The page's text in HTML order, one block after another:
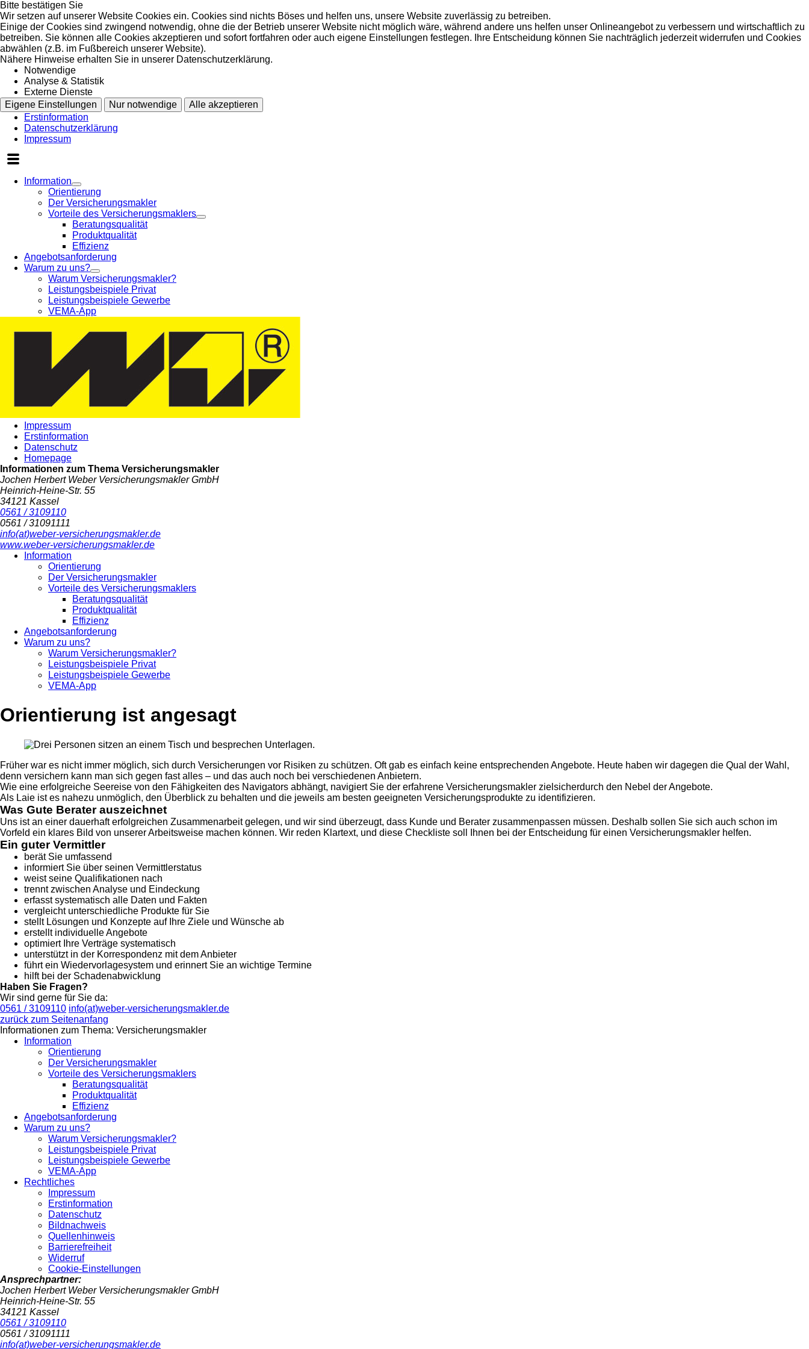
Bitte bestätigen Sie
Wir setzen auf unserer Website Cookies ein. Cookies sind nichts Böses und helfen uns, unsere Website zuverlässig zu betreiben.
Einige der Cookies sind zwingend notwendig, ohne die der Betrieb unserer Website nicht möglich wäre, während andere uns helfen unser Onlineangebot zu verbessern und wirtschaftlich zu
betreiben. Sie können alle Cookies akzeptieren und sofort fortfahren oder auch eigene Einstellungen festlegen. Ihre Entscheidung können Sie nachträglich jederzeit widerrufen und Cookies
abwählen (z.B. im Fußbereich unserer Website).
Nähere Hinweise erhalten Sie in unserer Datenschutzerklärung.
Notwendige
Analyse & Statistik
Externe Dienste
Eigene Einstellungen
Nur notwendige
Alle akzeptieren
Erstinformation
Datenschutzerklärung
Impressum
Information
Orientierung
Der Versicherungsmakler
Vorteile des Versicherungsmaklers
Beratungsqualität
Produktqualität
Effizienz
Angebotsanforderung
Warum zu uns?
Warum Versicherungsmakler?
Leistungsbeispiele Privat
Leistungsbeispiele Gewerbe
VEMA-App
Impressum
Erstinformation
Datenschutz
Homepage
Informationen zum Thema Versicherungsmakler
Jochen Herbert Weber Versicherungsmakler GmbH
Heinrich-Heine-Str. 55
34121 Kassel
0561 / 3109110
0561 / 31091111
info(at)weber-versicherungsmakler.de
www.weber-versicherungsmakler.de
Information
Orientierung
Der Versicherungsmakler
Vorteile des Versicherungsmaklers
Beratungsqualität
Produktqualität
Effizienz
Angebotsanforderung
Warum zu uns?
Warum Versicherungsmakler?
Leistungsbeispiele Privat
Leistungsbeispiele Gewerbe
VEMA-App
Orientierung ist angesagt
Früher war es nicht immer möglich, sich durch Versicherungen vor Risiken zu schützen. Oft gab es einfach keine entsprechenden Angebote. Heute haben wir dagegen die Qual der Wahl,
denn versichern kann man sich gegen fast alles – und das auch noch bei verschiedenen Anbietern.
Wie eine erfolgreiche Seereise von den Fähigkeiten des Navigators abhängt, navigiert Sie der erfahrene Versicherungsmakler zielsicherdurch den Nebel der Angebote.
Als Laie ist es nahezu unmöglich, den Überblick zu behalten und die jeweils am besten geeigneten Versicherungsprodukte zu identifizieren.
Was Gute Berater auszeichnet
Uns ist an einer dauerhaft erfolgreichen Zusammenarbeit gelegen, und wir sind überzeugt, dass Kunde und Berater zusammenpassen müssen. Deshalb sollen Sie sich auch schon im
Vorfeld ein klares Bild von unserer Arbeitsweise machen können. Wir reden Klartext, und diese Checkliste soll Ihnen bei der Entscheidung für einen Versicherungsmakler helfen.
Ein guter Vermittler
berät Sie umfassend
informiert Sie über seinen Vermittlerstatus
weist seine Qualifikationen nach
trennt zwischen Analyse und Eindeckung
erfasst systematisch alle Daten und Fakten
vergleicht unterschiedliche Produkte für Sie
stellt Lösungen und Konzepte auf Ihre Ziele und Wünsche ab
erstellt individuelle Angebote
optimiert Ihre Verträge systematisch
unterstützt in der Korrespondenz mit dem Anbieter
führt ein Wiedervorlagesystem und erinnert Sie an wichtige Termine
hilft bei der Schadenabwicklung
Haben Sie Fragen?
Wir sind gerne für Sie da:
0561 / 3109110 info(at)weber-versicherungsmakler.de
zurück zum Seitenanfang
Informationen zum Thema: Versicherungsmakler
Information
Orientierung
Der Versicherungsmakler
Vorteile des Versicherungsmaklers
Beratungsqualität
Produktqualität
Effizienz
Angebotsanforderung
Warum zu uns?
Warum Versicherungsmakler?
Leistungsbeispiele Privat
Leistungsbeispiele Gewerbe
VEMA-App
Rechtliches
Impressum
Erstinformation
Datenschutz
Bildnachweis
Quellenhinweis
Barrierefreiheit
Widerruf
Cookie-Einstellungen
Ansprechpartner:
Jochen Herbert Weber Versicherungsmakler GmbH
Heinrich-Heine-Str. 55
34121 Kassel
0561 / 3109110
0561 / 31091111
info(at)weber-versicherungsmakler.de